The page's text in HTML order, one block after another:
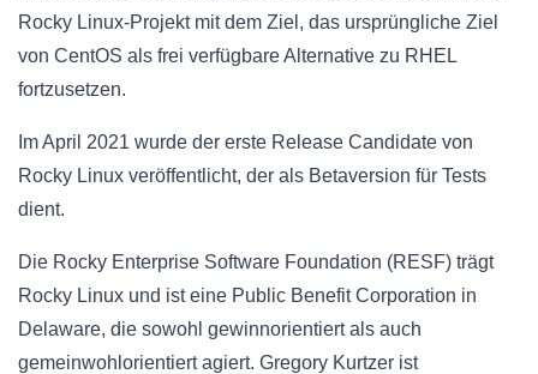
Rocky Linux-Projekt mit dem Ziel, das ursprüngliche Ziel
von CentOS als frei verfügbare Alternative zu RHEL
fortzusetzen.
Im April 2021 wurde der erste Release Candidate von
Rocky Linux veröffentlicht, der als Betaversion für Tests
dient.
Die Rocky Enterprise Software Foundation (RESF) trägt
Rocky Linux und ist eine Public Benefit Corporation in
Delaware, die sowohl gewinnorientiert als auch
gemeinwohlorientiert agiert. Gregory Kurtzer ist